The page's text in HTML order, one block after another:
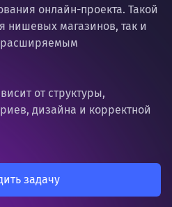
онлайн-проекта. Такой
нишевых магазинов, так и
расширяемым
от структуры,
дизайна и корректной
задачу